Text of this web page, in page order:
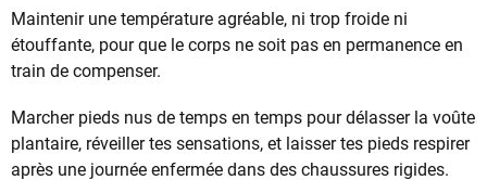
Maintenir une température agréable, ni trop froide ni
étouffante, pour que le corps ne soit pas en permanence en
train de compenser.
Marcher pieds nus de temps en temps pour délasser la voûte
plantaire, réveiller tes sensations, et laisser tes pieds respirer
après une journée enfermée dans des chaussures rigides.